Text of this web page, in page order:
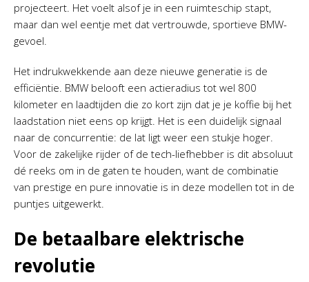
projecteert. Het voelt alsof je in een ruimteschip stapt,
maar dan wel eentje met dat vertrouwde, sportieve BMW-
gevoel.
Het indrukwekkende aan deze nieuwe generatie is de
efficiëntie. BMW belooft een actieradius tot wel 800
kilometer en laadtijden die zo kort zijn dat je je koffie bij het
laadstation niet eens op krijgt. Het is een duidelijk signaal
naar de concurrentie: de lat ligt weer een stukje hoger.
Voor de zakelijke rijder of de tech-liefhebber is dit absoluut
dé reeks om in de gaten te houden, want de combinatie
van prestige en pure innovatie is in deze modellen tot in de
puntjes uitgewerkt.
De betaalbare elektrische
revolutie